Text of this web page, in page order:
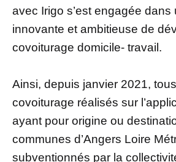
avec Irigo s’est engagée dans
innovante et ambitieuse de
covoiturage domicile- travail.
Ainsi, depuis janvier 2021,
covoiturage réalisés sur
ayant pour origine ou
communes d’Angers Loire
subventionnés par la